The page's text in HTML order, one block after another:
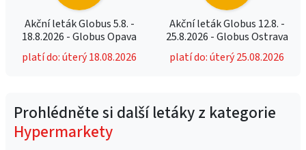
Akční leták Globus 5.8. -
18.8.2026 - Globus Opava
platí do: úterý 18.08.2026
Akční leták Globus 12.8. -
25.8.2026 - Globus Ostrava
platí do: úterý 25.08.2026
Prohlédněte si další letáky z kategorie
Hypermarkety